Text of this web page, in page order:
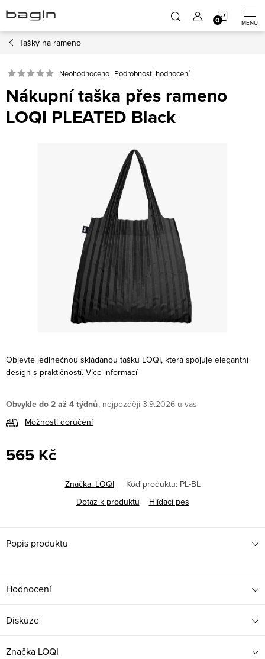
na
obsah
Tašky na rameno
Neohodnoceno Podrobnosti hodnocení
Nákupní taška přes rameno
LOQI PLEATED Black
Objevte jedinečnou skládanou tašku LOQI, která spojuje elegantní
design s praktičností. Více informací
Obvykle do 2 až 4 týdnů
3.9.2026
Možnosti doručení
565 Kč
Značka: LOQI Kód produktu: PL-BL
Dotaz k produktu
Hlídací pes
Popis produktu
Hodnocení
Diskuze
Značka LOQI